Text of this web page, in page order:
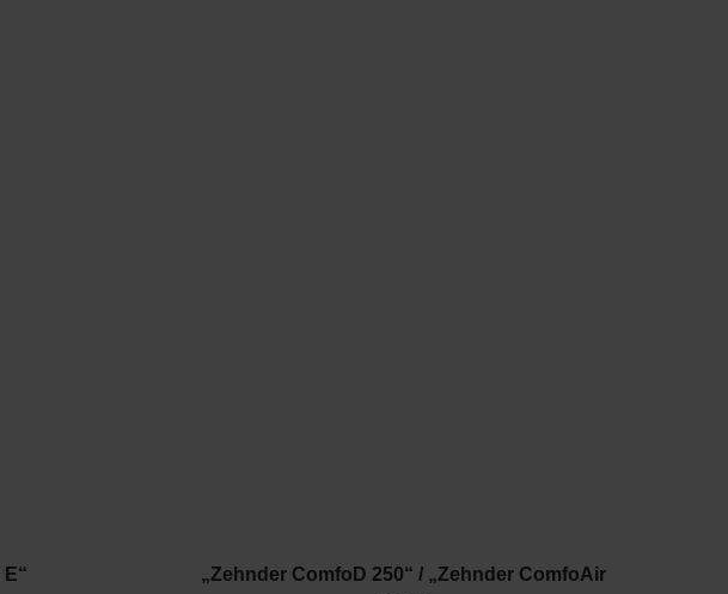
„Zehnder ComfoD 250“ / „Zehnder ComfoAir